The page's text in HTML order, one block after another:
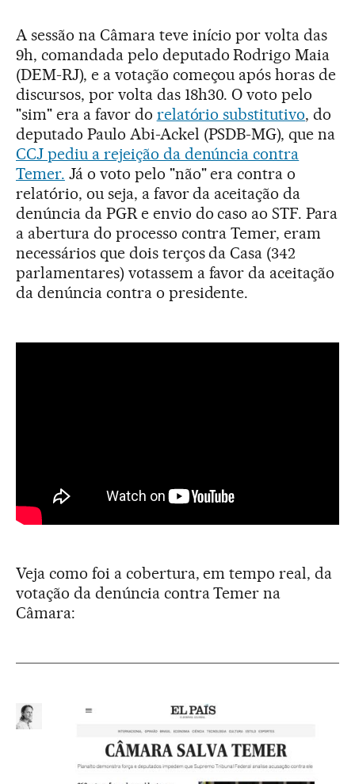
A sessão na Câmara teve início por volta das
9h, comandada pelo deputado Rodrigo Maia
(DEM-RJ), e a votação começou após horas de
discursos, por volta das 18h30. O voto pelo
"sim" era a favor do relatório substitutivo, do
deputado Paulo Abi-Ackel (PSDB-MG), que na
CCJ pediu a rejeição da denúncia contra
Temer. Já o voto pelo "não" era contra o
relatório, ou seja, a favor da aceitação da
denúncia da PGR e envio do caso ao STF. Para
a abertura do processo contra Temer, eram
necessários que dois terços da Casa (342
parlamentares) votassem a favor da aceitação
da denúncia contra o presidente.
Veja como foi a cobertura, em tempo real, da
votação da denúncia contra Temer na
Câmara: